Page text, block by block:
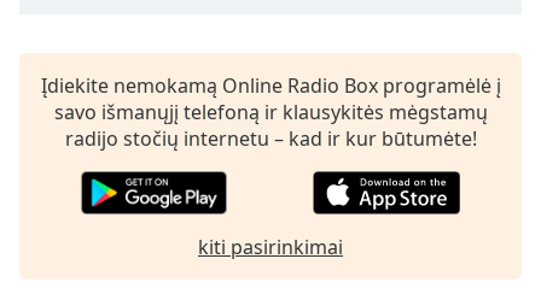
Subtitles
subtitles
settings,
opens
subtitles
settings
off,
Įdiekite nemokamą Online Radio Box programėlė į
savo išmanųjį telefoną ir klausykitės mėgstamų
radijo stočių internetu – kad ir kur būtumėte!
kiti pasirinkimai